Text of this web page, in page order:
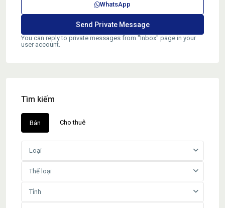
WhatsApp
You can reply to private messages from "Inbox" page in your
user account.
Tìm kiếm
Bán Cho thuê
Loại
Thể loại
Tỉnh